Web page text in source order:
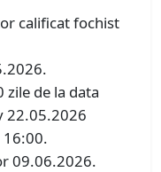
calificat fochist
zile de la data
22.05.2026
09.06.2026.